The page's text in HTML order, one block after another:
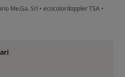
Me.Ga. Srl • ecocolordoppler TSA •